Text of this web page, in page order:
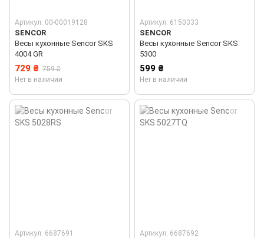
Артикул: 00-00019128
SENCOR
Весы кухонные Sencor SKS
4004 GR
729 ₴ 759 ₴
Нет в наличии
Артикул: 6150333
SENCOR
Весы кухонные Sencor SKS
5300
599 ₴
Нет в наличии
Артикул: 6687691 Артикул: 6687692